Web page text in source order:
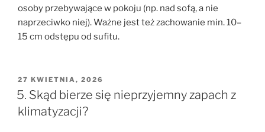
osoby przebywające w pokoju (np. nad sofą, a nie
naprzeciwko niej). Ważne jest też zachowanie min. 10–
15 cm odstępu od sufitu.
OPUBLIKOWANE
W
27 KWIETNIA, 2026
5. Skąd bierze się nieprzyjemny zapach z
klimatyzacji?